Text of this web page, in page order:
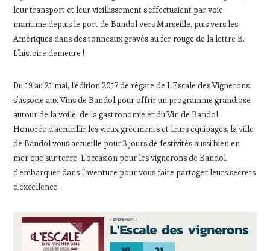
leur transport et leur vieillissement s’effectuaient par voie
maritime depuis le port de Bandol vers Marseille, puis vers les
Amériques dans des tonneaux gravés au fer rouge de la lettre B.
L’histoire demeure !
Du 19 au 21 mai, l’édition 2017 de régate de L’Escale des Vignerons
s’associe aux Vins de Bandol pour offrir un programme grandiose
autour de la voile, de la gastronomie et du Vin de Bandol.
Honorée d’accueillir les vieux gréements et leurs équipages, la ville
de Bandol vous accueille pour 3 jours de festivités aussi bien en
mer que sur terre. L’occasion pour les vignerons de Bandol
d’embarquer dans l’aventure pour vous faire partager leurs secrets
d’excellence.